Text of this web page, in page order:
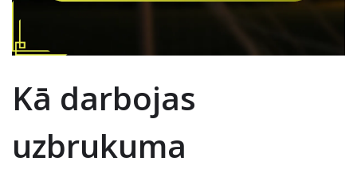
Kā darbojas
uzbrukuma